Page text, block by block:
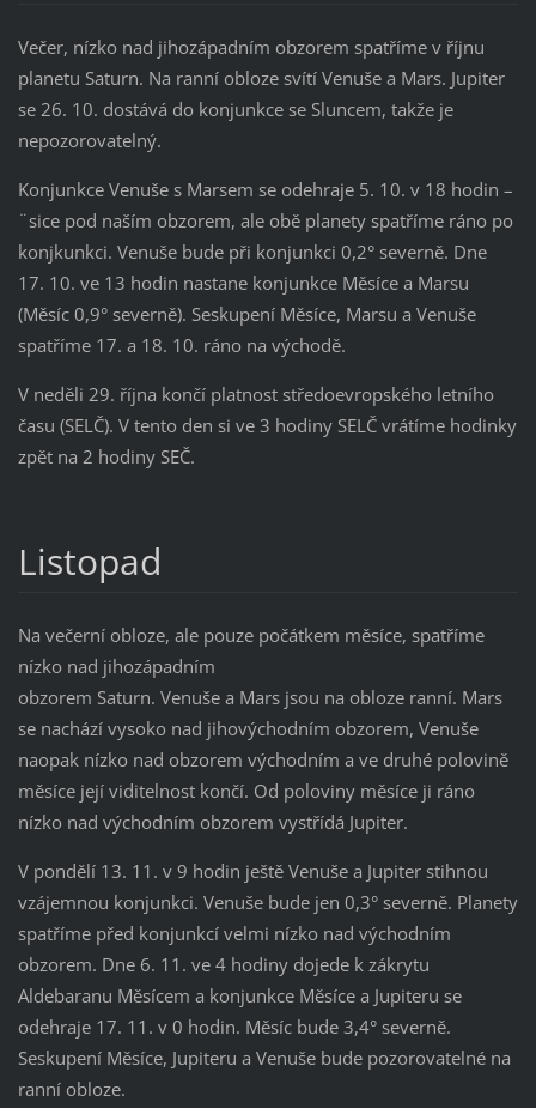
Večer, nízko nad jihozápadním obzorem spatříme v říjnu
planetu Saturn. Na ranní obloze svítí Venuše a Mars. Jupiter
se 26. 10. dostává do konjunkce se Sluncem, takže je
nepozorovatelný.
Konjunkce Venuše s Marsem se odehraje 5. 10. v 18 hodin –
¨sice pod naším obzorem, ale obě planety spatříme ráno po
konjkunkci. Venuše bude při konjunkci 0,2° severně. Dne
17. 10. ve 13 hodin nastane konjunkce Měsíce a Marsu
(Měsíc 0,9° severně). Seskupení Měsíce, Marsu a Venuše
spatříme 17. a 18. 10. ráno na východě.
V neděli 29. října končí platnost středoevropského letního
času (SELČ). V tento den si ve 3 hodiny SELČ vrátíme hodinky
zpět na 2 hodiny SEČ.
Listopad
Na večerní obloze, ale pouze počátkem měsíce, spatříme
nízko nad jihozápadním
obzorem Saturn. Venuše a Mars jsou na obloze ranní. Mars
se nachází vysoko nad jihovýchodním obzorem, Venuše
naopak nízko nad obzorem východním a ve druhé polovině
měsíce její viditelnost končí. Od poloviny měsíce ji ráno
nízko nad východním obzorem vystřídá Jupiter.
V pondělí 13. 11. v 9 hodin ještě Venuše a Jupiter stihnou
vzájemnou konjunkci. Venuše bude jen 0,3° severně. Planety
spatříme před konjunkcí velmi nízko nad východním
obzorem. Dne 6. 11. ve 4 hodiny dojede k zákrytu
Aldebaranu Měsícem a konjunkce Měsíce a Jupiteru se
odehraje 17. 11. v 0 hodin. Měsíc bude 3,4° severně.
Seskupení Měsíce, Jupiteru a Venuše bude pozorovatelné na
ranní obloze.